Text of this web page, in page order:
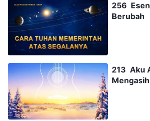
256
Berubah
213 Aku